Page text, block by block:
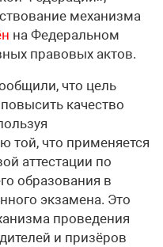
механизма
на Федеральном
правовых актов.
что цель
качество
той, что применяется
аттестации по
образования в
экзамена. Это
проведения
и призёров